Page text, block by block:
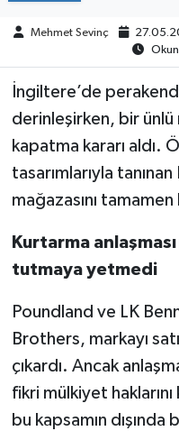
Mehmet Sevinç
İngiltere’de
derinleşirken, bir
kapatma kararı aldı.
tasarımlarıyla
mağazasını tamamen
Kurtarma
tutmaya yetmedi
Poundland ve LK
Brothers, markayı
çıkardı. Ancak
fikri mülkiyet haklarını
bu kapsamın dışında